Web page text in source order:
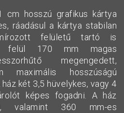
cm hosszú grafikus kártya
ráadásul a kártya stabilan
felületű tartó is
felül 170 mm magas
megengedett,
hosszúságú
két 3,5 hüvelykes, vagy 4
képes fogadni. A ház
valamint 360 mm-es